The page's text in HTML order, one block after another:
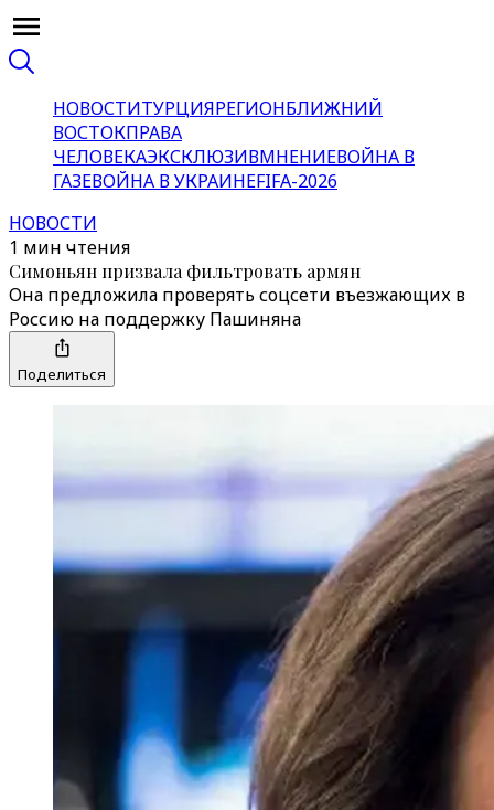
НОВОСТИТУРЦИЯРЕГИОНБЛИЖНИЙ
ВОСТОКПРАВА
ЧЕЛОВЕКАЭКСКЛЮЗИВМНЕНИЕВОЙНА В
ГАЗЕВОЙНА В УКРАИНЕFIFA-2026
НОВОСТИ
1 мин чтения
Симоньян призвала фильтровать армян
Она предложила проверять соцсети въезжающих в
Россию на поддержку Пашиняна
Поделиться